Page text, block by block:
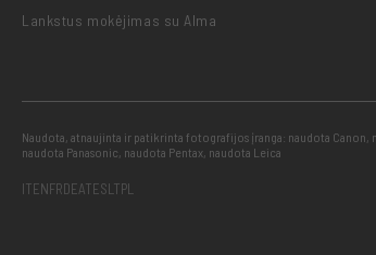
Lankstus mokėjimas su Alma
Naudota, atnaujinta ir patikrinta fotografijos įranga: naudota Canon,
naudota Panasonic, naudota Pentax, naudota Leica
ITENFRDEATESLTPL